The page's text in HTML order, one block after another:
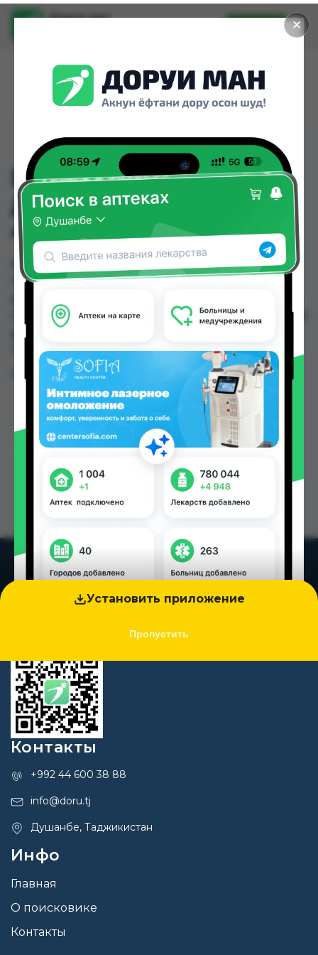
✕
Установить приложение
Пропустить
Доруи ман
Установить
DEXA 4MG
ДЕКСАМЕТАЗОН АМП
4МГ №10 ГЕРМАНИЯ
DEXA 4MG ДЕКСАМЕТАЗОН АМП 4МГ №10
ГЕРМАНИЯ можно купить или заказать в
Олмони №2, КВД Дорухона по цене от 137.88 TJS
Таджикистана
Цена: от137.88 TJS
Контакты
+992 44 600 38 88
info@doru.tj
Душанбе, Таджикистан
Инфо
Главная
О поисковике
Контакты